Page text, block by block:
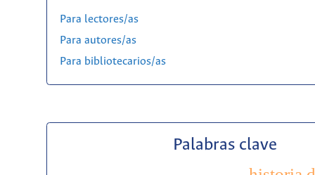
Para lectores/as
Para autores/as
Para bibliotecarios/as
Palabras clave